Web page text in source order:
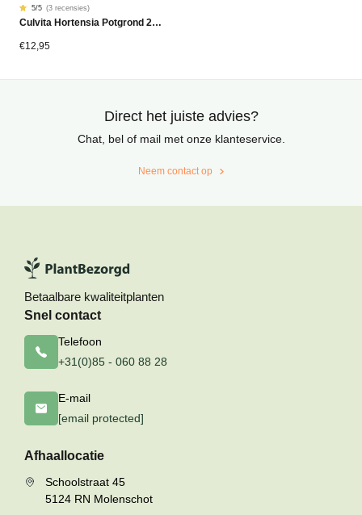
Gewaardeerd
5.00
gebaseerd
op
3
5/5 (3 recensies)
Culvita Hortensia Potgrond 20L Bio
€12,95
Direct het juiste advies?
Chat, bel of mail met onze klanteservice.
Neem contact op
Betaalbare kwaliteitplanten
Snel contact
Telefoon
+31(0)85 - 060 88 28
E-mail
[email protected]
Afhaallocatie
Schoolstraat 45
5124 RN Molenschot